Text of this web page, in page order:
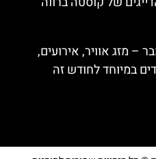
– מזג אוויר, אירועים,
במיוחד לחודש זה